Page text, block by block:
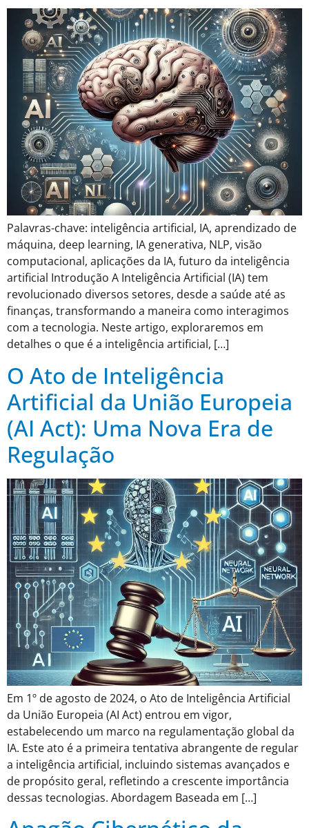
Palavras-chave: inteligência artificial, IA, aprendizado de
máquina, deep learning, IA generativa, NLP, visão
computacional, aplicações da IA, futuro da inteligência
artificial Introdução A Inteligência Artificial (IA) tem
revolucionado diversos setores, desde a saúde até as
finanças, transformando a maneira como interagimos
com a tecnologia. Neste artigo, exploraremos em
detalhes o que é a inteligência artificial, […]
O Ato de Inteligência
Artificial da União Europeia
(AI Act): Uma Nova Era de
Regulação
Em 1º de agosto de 2024, o Ato de Inteligência Artificial
da União Europeia (AI Act) entrou em vigor,
estabelecendo um marco na regulamentação global da
IA. Este ato é a primeira tentativa abrangente de regular
a inteligência artificial, incluindo sistemas avançados e
de propósito geral, refletindo a crescente importância
dessas tecnologias. Abordagem Baseada em […]